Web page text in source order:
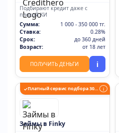
Подбирают кредит даже с
плохой КИ
Сумма:
1 000 - 350 000 тг.
Ставка:
0.28%
Срок:
до 360 дней
Возраст:
от 18 лет
ПОЛУЧИТЬ ДЕНЬГИ i
✓ Платный сервис подбора 30+ партнеров i
Займы в Finky